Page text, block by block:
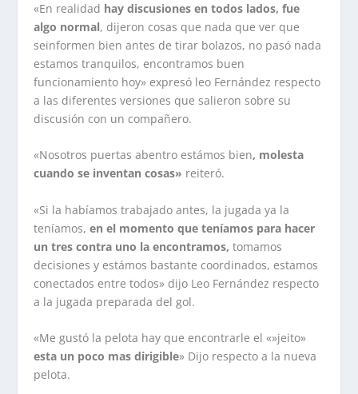
«En realidad hay discusiones en todos lados, fue
algo normal, dijeron cosas que nada que ver que
seinformen bien antes de tirar bolazos, no pasó nada
estamos tranquilos, encontramos buen
funcionamiento hoy» expresó leo Fernández respecto
a las diferentes versiones que salieron sobre su
discusión con un compañero.
«Nosotros puertas abentro estámos bien, molesta
cuando se inventan cosas» reiteró.
«Si la habíamos trabajado antes, la jugada ya la
teníamos,en el momento que teníamos para hacer
un tres contra uno la encontramos,tomamos
decisiones y estámos bastante coordinados, estamos
conectados entre todos» dijo Leo Fernández respecto
a la jugada preparada del gol.
«Me gustó la pelota hay que encontrarle el «»jeito»
esta un poco mas dirigible» Dijo respecto a la nueva
pelota.